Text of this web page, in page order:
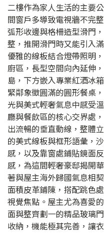
二樓作為家人生活的主要
間窗戶多導致電視牆不完
弧形收邊與格柵造型滑門
整，推開滑門時又能引入
優雅的線板結合燈帶照明
廚區，長型空間向內延伸
島，下方嵌入專業紅酒冰
緊鄰象徵圓滿的圓形餐桌
光與美式輕奢氣息中感受
廳與餐飲區的核心交界處
出流暢的垂直動線，整體
的美式線板與框形語彙，
感，以及靠窗處鋪貼鏡面
感，為這間輕奢豪邸揭開
著與屋主海外歸國氣息相
面積皮革鋪陳，搭配跳色
視覺焦點。屋主尤為喜愛
面與整齊劃一的精品玻璃
收納，機能極其完善，讓